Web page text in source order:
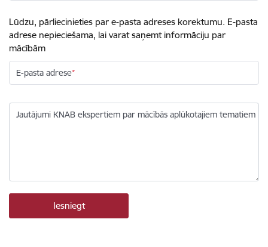
Lūdzu, pārliecinieties par e-pasta adreses korektumu. E-pasta
adrese nepieciešama, lai varat saņemt informāciju par
mācībām
E-pasta adrese
Jautājumi KNAB ekspertiem par mācībās aplūkotajiem tematiem